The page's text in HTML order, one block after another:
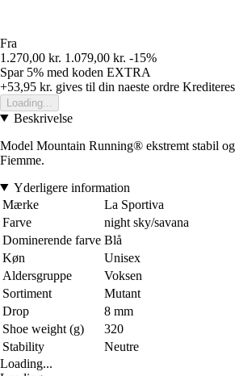
Fra
1.270,00 kr. 1.079,00 kr. -15%
Spar 5% med koden EXTRA
+53,95 kr. gives til din naeste ordre
Loading...
Beskrivelse
Model Mountain Running® ekstremt stabil
Fiemme.
Yderligere information
Mærke
La Sportiva
Farve
night sky/savana
Dominerende farve Blå
Køn
Unisex
Aldersgruppe
Voksen
Sortiment
Mutant
Drop
8 mm
Shoe weight (g)
320
Stability
Neutre
Loading...